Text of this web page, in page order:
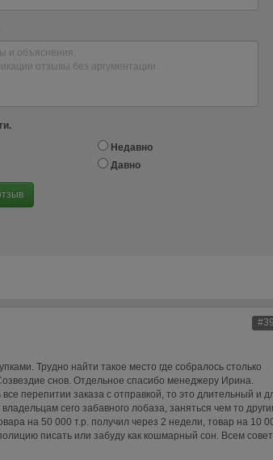
Недавно
Давно
Трудно найти такое место где собралось столько
снов. Отдельное спасибо менеджеру Ирина.
перепитии заказа с отправкой, то это длительный и
сего забавного лобаза, заняться чем то
на 50 000 т.р. получил через 2 недели, товар на 10
писать или забуду как кошмарный сон. Всем